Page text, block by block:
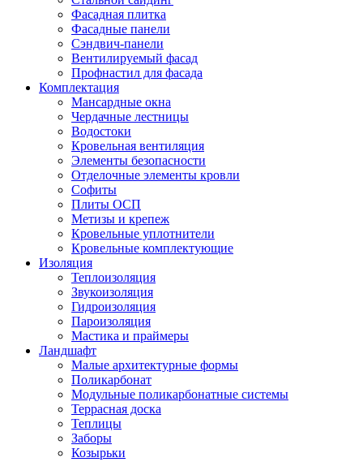
Фасадная плитка
Фасадные панели
Сэндвич-панели
Вентилируемый фасад
Профнастил для фасада
Комплектация
Мансардные окна
Чердачные лестницы
Водостоки
Кровельная вентиляция
Элементы безопасности
Отделочные элементы кровли
Софиты
Плиты ОСП
Метизы и крепеж
Кровельные уплотнители
Кровельные комплектующие
Изоляция
Теплоизоляция
Звукоизоляция
Гидроизоляция
Пароизоляция
Мастика и праймеры
Ландшафт
Малые архитектурные формы
Поликарбонат
Модульные поликарбонатные системы
Террасная доска
Теплицы
Заборы
Козырьки